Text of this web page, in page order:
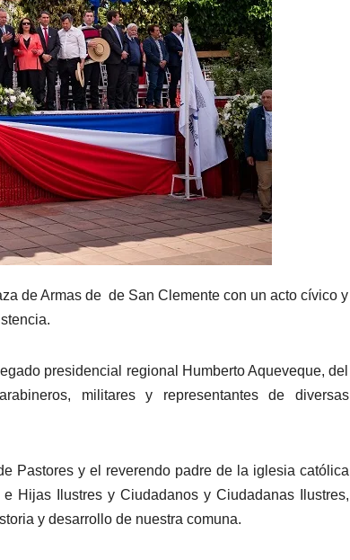
de Armas de de San Clemente con un acto cívico y
presidencial regional Humberto Aqueveque, del
militares y representantes de diversas
Pastores y el reverendo padre de la iglesia católica
Hijas Ilustres y Ciudadanos y Ciudadanas Ilustres,
y desarrollo de nuestra comuna.